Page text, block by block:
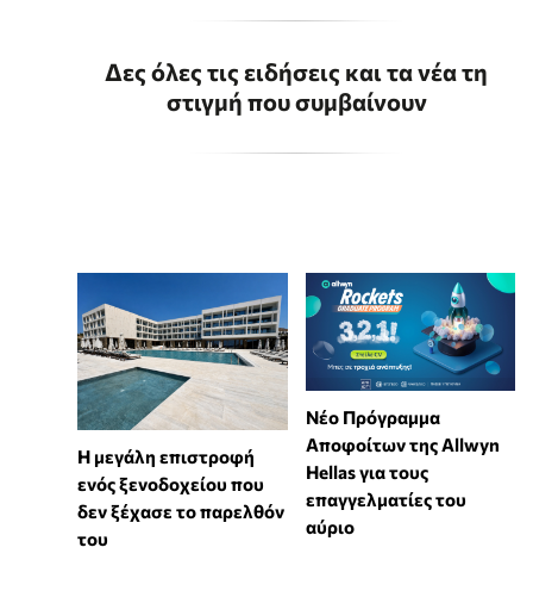
Δες όλες τις ειδήσεις και τα νέα τη
στιγμή που συμβαίνουν
Η μεγάλη επιστροφή
ενός ξενοδοχείου που
δεν ξέχασε το παρελθόν
του
Νέο Πρόγραμμα
Αποφοίτων της Allwyn
Hellas για τους
επαγγελματίες του
αύριο